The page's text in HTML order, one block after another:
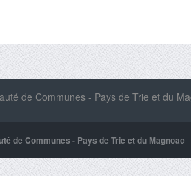
de Communes - Pays de Trie et du
de Communes - Pays de Trie et du Magnoac